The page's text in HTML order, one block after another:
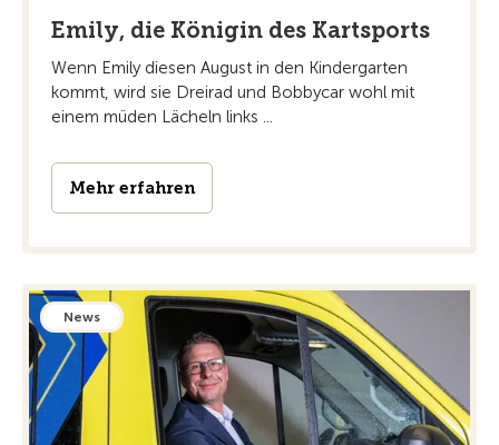
Emily, die Königin des Kartsports
Wenn Emily diesen August in den Kindergarten
kommt, wird sie Dreirad und Bobbycar wohl mit
einem müden Lächeln links ...
Mehr erfahren
News